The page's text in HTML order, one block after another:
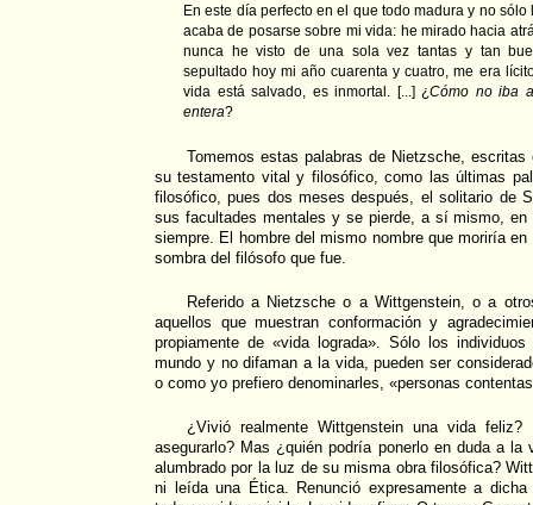
En este día perfecto en el que todo madura y no
acaba de posarse sobre mi vida: he mirado hacia
nunca he visto de una sola vez tantas y tan
sepultado hoy mi año cuarenta y cuatro, me era
vida está salvado, es inmortal. [...] ¿Cómo no iba
entera?
Tomemos estas palabras de Nietzsche,
su testamento vital y filosófico, como las últimas
filosófico, pues dos meses después, el solitario de
sus facultades mentales y se pierde, a sí mismo, en
siempre. El hombre del mismo nombre que moriría
sombra del filósofo que fue.
Referido a Nietzsche o a Wittgenstein, o a
aquellos que muestran conformación y
propiamente de «vida lograda». Sólo los
mundo y no difaman a la vida, pueden ser
o como yo prefiero denominarles, «personas
¿Vivió realmente Wittgenstein una vida feliz?
asegurarlo? Mas ¿quién podría ponerlo en duda a
alumbrado por la luz de su misma obra filosófica?
ni leída una Ética. Renunció expresamente a